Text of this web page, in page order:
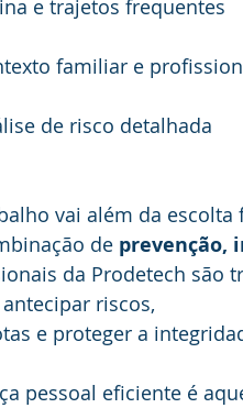
e trajetos frequentes
familiar e
de risco detalhada
vai além da escolta
de prevenção,
da Prodetech são
riscos,
e proteger a
pessoal eficiente é